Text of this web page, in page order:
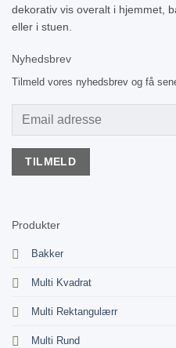
dekorativ vis overalt i hjemmet,
eller i stuen.
Nyhedsbrev
Tilmeld vores nyhedsbrev og få
Produkter
Bakker
Multi Kvadrat
Multi Rektangulærr
Multi Rund